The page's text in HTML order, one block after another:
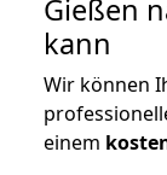
Gießen
kann
Wir können
einem